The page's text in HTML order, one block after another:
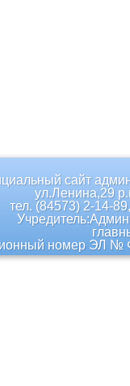
сайт
ул.Ленина,29
тел. (84573) 2-14-
номер ЭЛ №